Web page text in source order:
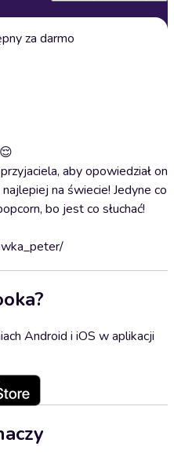
za darmo
aby opowiedział on
na świecie! Jedyne co
bo jest co słuchać!
Android i iOS w aplikacji